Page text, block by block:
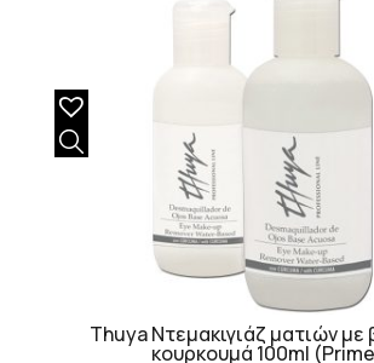
Thuya Ντεμακιγιάζ ματιών με
κουρκουμά 100ml